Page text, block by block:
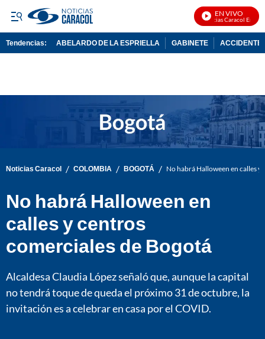
EN VIVO
Noticias Caracol En Vivo
Tendencias: ABELARDO DE LA ESPRIELLA GABINETE ACCIDENTE
Noticias Caracol / COLOMBIA / BOGOTÁ / No habrá Halloween en calles
No habrá Halloween en
calles y centros
comerciales de Bogotá
Alcaldesa Claudia López señaló que, aunque la capital
no tendrá toque de queda el próximo 31 de octubre, la
invitación es a celebrar en casa por el COVID.